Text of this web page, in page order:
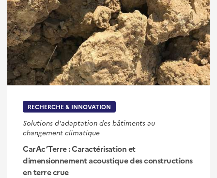
RECHERCHE & INNOVATION
Solutions d'adaptation des bâtiments au
changement climatique
CarAc’Terre : Caractérisation et
dimensionnement acoustique des constructions
en terre crue